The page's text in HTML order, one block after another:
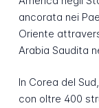
ancorata nei
Oriente
Arabia Saudita
In Corea del
con oltre 400